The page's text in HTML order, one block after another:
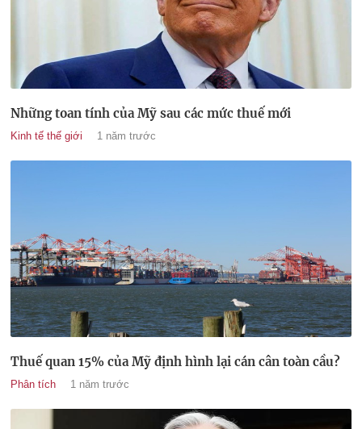
Những toan tính của Mỹ sau các mức thuế mới
Kinh tế thế giới 1 năm trước
Thuế quan 15% của Mỹ định hình lại cán cân toàn cầu?
Phân tích 1 năm trước